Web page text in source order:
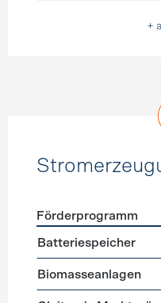
+
Förderprogramme
Förderprogramm
Batteriespeicher
Biomasseanlagen